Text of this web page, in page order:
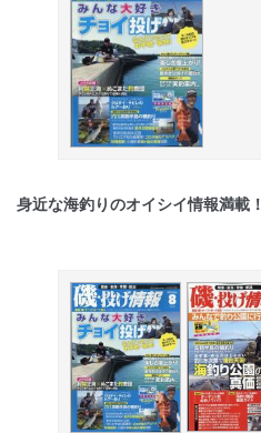
身近な海釣りのオイシイ情報満載！